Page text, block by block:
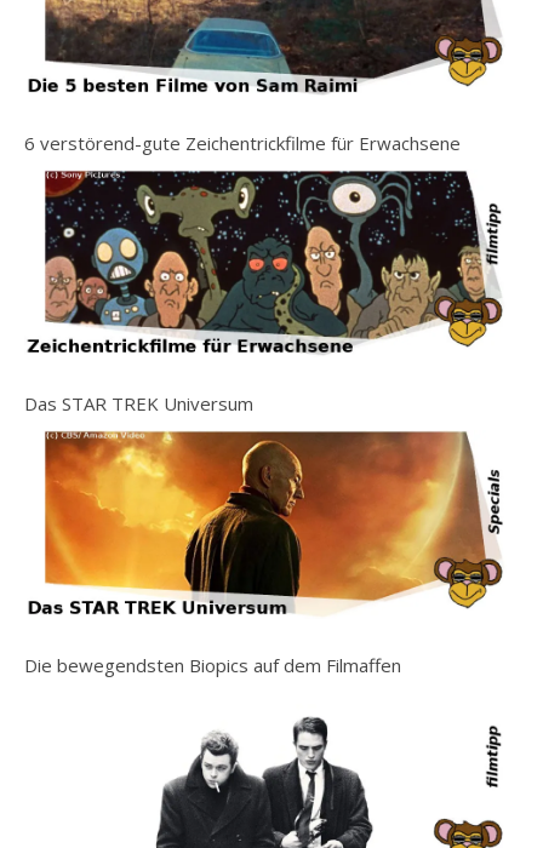
6 verstörend-gute Zeichentrickfilme für Erwachsene
Das STAR TREK Universum
Die bewegendsten Biopics auf dem Filmaffen